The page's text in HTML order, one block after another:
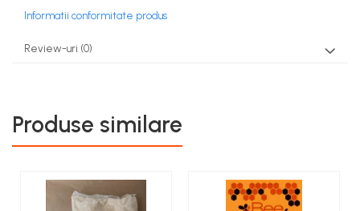
Informatii conformitate produs
Review-uri (0)
Produse similare